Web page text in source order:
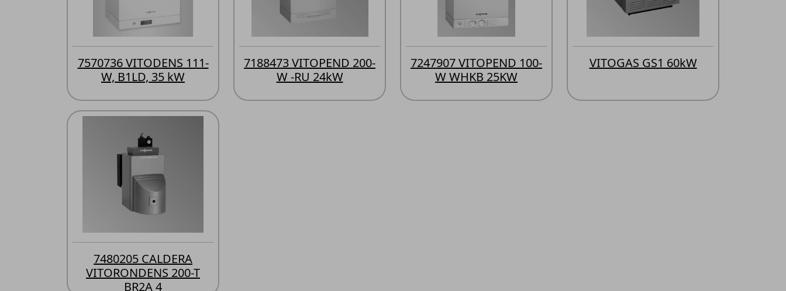
7570736 VITODENS 111-
W, B1LD, 35 kW
7188473 VITOPEND 200-
W -RU 24kW
7247907 VITOPEND 100-
W WHKB 25KW
VITOGAS GS1 60kW
7480205 CALDERA
VITORONDENS 200-T
BR2A 4